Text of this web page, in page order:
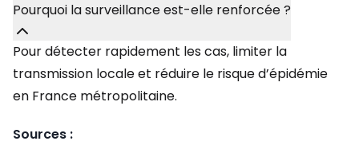
Pourquoi la surveillance est-elle renforcée ?
Pour détecter rapidement les cas, limiter la
transmission locale et réduire le risque d’épidémie
en France métropolitaine.
Sources :